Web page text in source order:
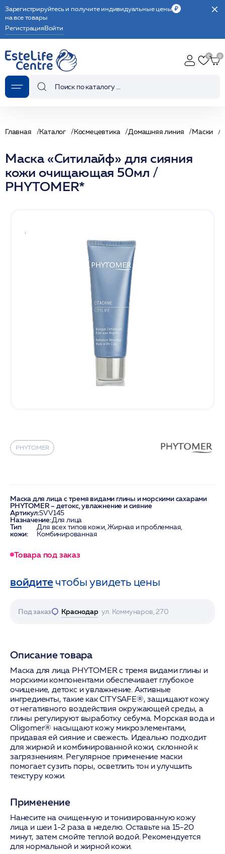
Зарегистрируйтесь и получите индивидуальные цены
на все товары
РегистрацияВойти
Главная Каталог Космецевтика Домашняя линия Маски
Маска «Ситилайф» для сияния
кожи очищающая 50мл /
PHYTOMER*
PHYTOMER
Маска для лица с тремя видами глины и морскими сахарами
PHYTOMER – детокс, увлажнение и сияние
Артикул:SVV145
Назначение:Для лица
Тип
кожи:
Для всех типов кожи, Жирная и проблемная,
Комбинированная
Товара под заказ
войдитечтобы увидеть цены
Под заказ Краснодар ул. Коммунаров, 270
Описание товара
Маска для лица PHYTOMER с тремя видами глины и
морскими компонентами обеспечивает глубокое
очищение, детокс и увлажнение. Активные
ингредиенты, такие как CITYSAFE®, защищают кожу
от негативного воздействия окружающей среды, а
глины регулируют выработку себума. Морская вода и
Oligomer® насыщают кожу микроэлементами,
придавая ей сияние и свежесть. Идеально подходит
для жирной и комбинированной кожи, склонной к
загрязнениям. Регулярное применение маски
помогает сузить поры, осветлить тон и улучшить
текстуру кожи.
Применение
Нанесите на очищенную и тонизированную кожу
лица и шеи 1-2 раза в неделю. Оставьте на 15-20
минут, затем смойте теплой водой. Рекомендуется
для нормальной и жирной кожи.